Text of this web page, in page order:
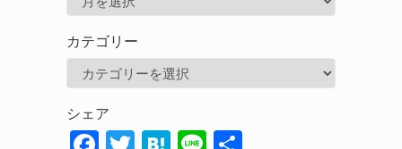
カ
カテゴリー
ゴ
リ
シェア